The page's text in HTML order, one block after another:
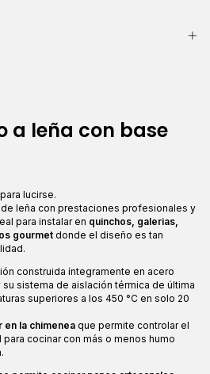
a leña con base
lucirse.
leña con prestaciones profesionales y
para instalar en quinchos, galerias,
gourmet donde el diseño es tan
construida íntegramente en acero
sistema de aislación térmica de última
superiores a los 450 °C en solo 20
en la chimenea que permite controlar el
cocinar con más o menos humo